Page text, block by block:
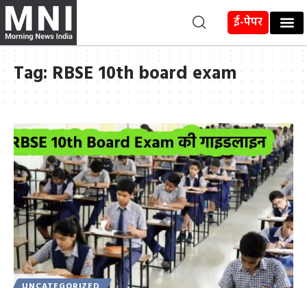
ई-पेपर
Tag: RBSE 10th board exam